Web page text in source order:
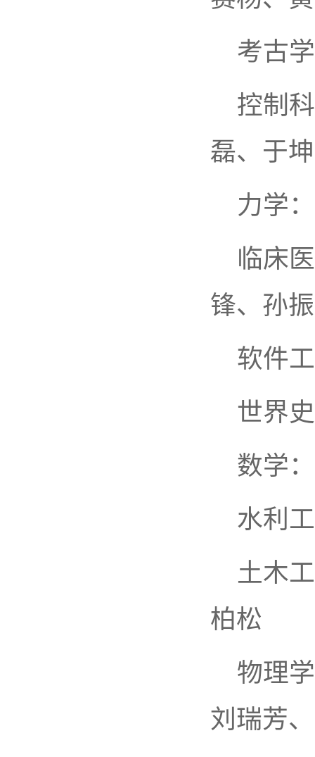
考古
控制
磊、于
力学
临床
锋、孙
软件
世界
数学
水利
土木
柏松
物理
刘瑞芳